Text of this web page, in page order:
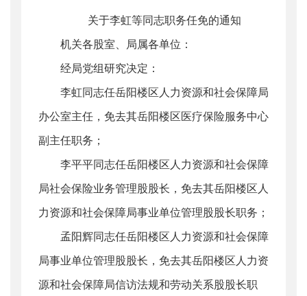
关于李虹等同志职务任免的通知
机关各股室、局属各单位：
经局党组研究决定：
李虹同志任岳阳楼区人力资源和社会保障局
办公室主任，免去其岳阳楼区医疗保险服务中心
副主任职务；
李平平同志任岳阳楼区人力资源和社会保障
局社会保险业务管理股股长，免去其岳阳楼区人
力资源和社会保障局事业单位管理股股长职务；
孟阳辉同志任岳阳楼区人力资源和社会保障
局事业单位管理股股长，免去其岳阳楼区人力资
源和社会保障局信访法规和劳动关系股股长职